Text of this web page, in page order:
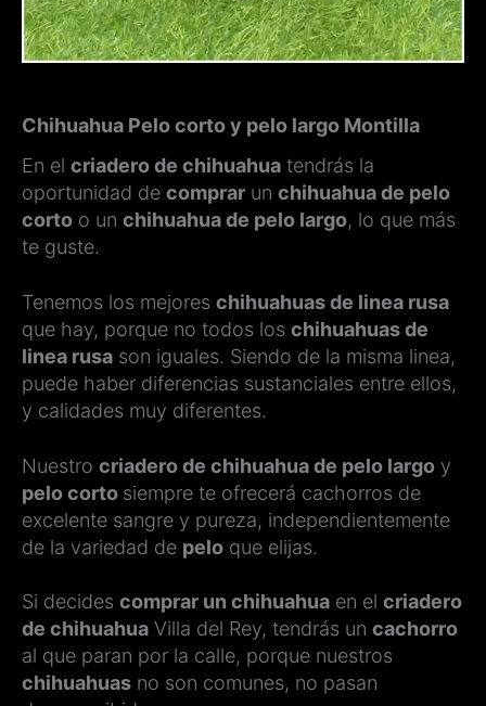
Chihuahua Pelo corto y pelo largo Montilla
En el criadero de chihuahua tendrás la
oportunidad de comprar un chihuahua de pelo
corto o un chihuahua de pelo largo, lo que más
te guste.
Tenemos los mejores chihuahuas de linea rusa
que hay, porque no todos los chihuahuas de
linea rusa son iguales. Siendo de la misma linea,
puede haber diferencias sustanciales entre ellos,
y calidades muy diferentes.
Nuestro criadero de chihuahua de pelo largo y
pelo corto siempre te ofrecerá cachorros de
excelente sangre y pureza, independientemente
de la variedad de pelo que elijas.
Si decides comprar un chihuahua en el criadero
de chihuahua Villa del Rey, tendrás un cachorro
al que paran por la calle, porque nuestros
chihuahuas no son comunes, no pasan